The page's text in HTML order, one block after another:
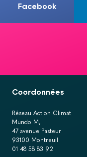
Facebook
Coordonnées
Réseau Action Climat
Mundo M,
47 avenue Pasteur
93100 Montreuil
01 48 58 83 92